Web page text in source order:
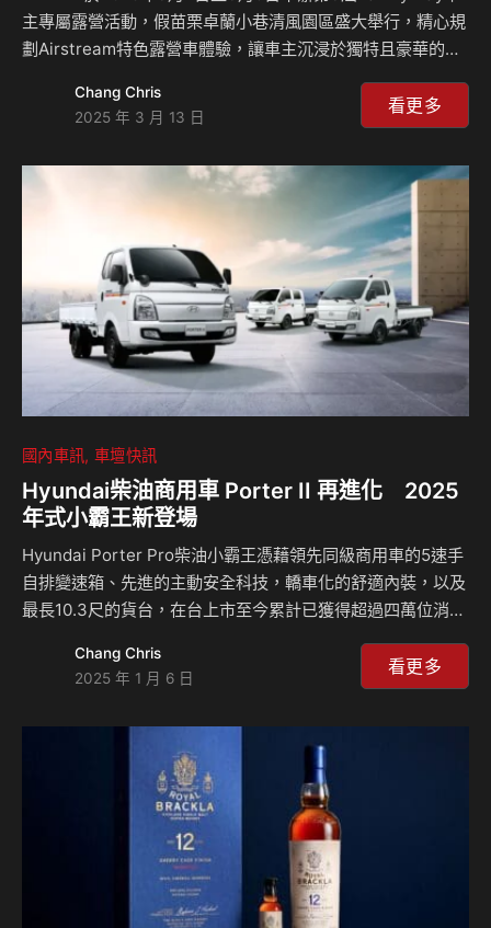
主專屬露營活動，假苗栗卓蘭小巷清風園區盛大舉行，精心規
劃Airstream特色露營車體驗，讓車主沉浸於獨特且豪華的露
應公益，透過精選伴手禮傳遞愛心，共同善盡企業社會責任。
此外，本次活動中特別安排展出全新INFINITI QX80車款，讓
TAIWAN將持續為車主帶來創新體驗，探索駕馭與生活的無限
可能。 車主專屬體驗 感受INFINITI品牌非凡魅力 INFINITI落
Chang Chris
2025 年 3 月 13 日
看更多
國內車訊 車壇快訊
Hyundai柴油商用車 Porter II 再進化 2025
年式小霸王新登場
Hyundai Porter Pro柴油小霸王憑藉領先同級商用車的5速手
自排變速箱、先進的主動安全科技，轎車化的舒適內裝，以及
最長10.3尺的貨台，在台上市至今累計已獲得超過四萬位消費
柴油小霸王，在延續卓越傳統的基礎上，以「安全升級」、
「環保升級」為核心，進一步突破商用車的框架。全新Porter
價的誠意，成為每位頭家在變化快速的時代中穩健賺錢的最佳
夥伴。 Porter II駕駛樂趣與效率兼得 全新Porter II搭載六期
節能柴油引擎，最大馬力達130hp、最大扭…
Chang Chris
2025 年 1 月 6 日
看更多